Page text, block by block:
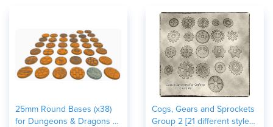
25mm Round Bases (x38)
for Dungeons & Dragons or
Cogs, Gears and Sprockets
Group 2 [21 different styles